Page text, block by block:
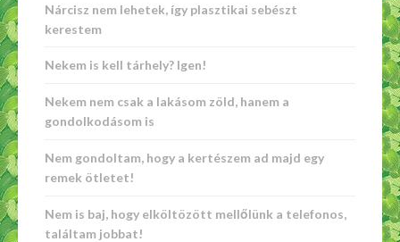
Nárcisz nem lehetek, így plasztikai sebészt
kerestem
Nekem is kell tárhely? Igen!
Nekem nem csak a lakásom zöld, hanem a
gondolkodásom is
Nem gondoltam, hogy a kertészem ad majd egy
remek ötletet!
Nem is baj, hogy elköltözött mellőlünk a telefonos,
találtam jobbat!